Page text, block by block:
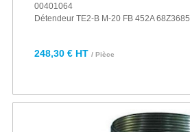
00401064
Détendeur TE2-B M-20 FB 452A 68Z3685
248,30 € HT / Pièce